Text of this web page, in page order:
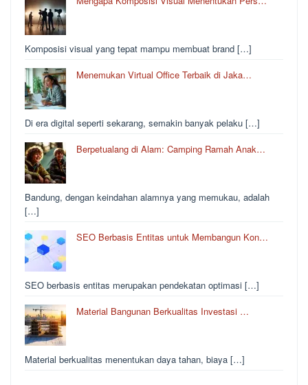
Komposisi visual yang tepat mampu membuat brand […]
Menemukan Virtual Office Terbaik di Jaka…
Di era digital seperti sekarang, semakin banyak pelaku […]
Berpetualang di Alam: Camping Ramah Anak…
Bandung, dengan keindahan alamnya yang memukau, adalah
[…]
SEO Berbasis Entitas untuk Membangun Kon…
SEO berbasis entitas merupakan pendekatan optimasi […]
Material Bangunan Berkualitas Investasi …
Material berkualitas menentukan daya tahan, biaya […]